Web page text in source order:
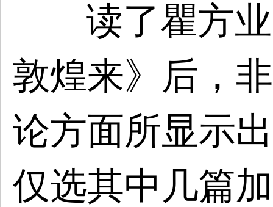
读了瞿方
敦煌来》后，
论方面所显示
仅选其中几篇